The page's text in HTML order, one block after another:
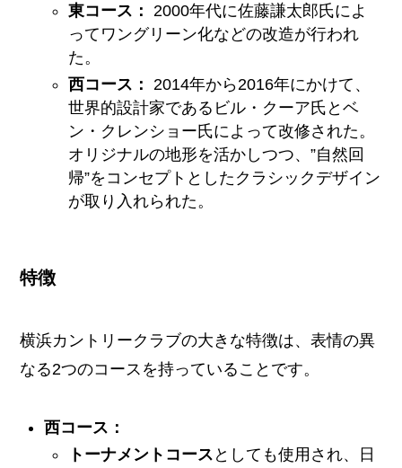
東コース：
2000年代に佐藤謙太郎氏によ
ってワングリーン化などの改造が行われ
た。
西コース： 2014年から2016年にかけて、
世界的設計家であるビル・クーア氏とベ
ン・クレンショー氏によって改修された。
オリジナルの地形を活かしつつ、”自然回
帰”をコンセプトとしたクラシックデザイン
が取り入れられた。
特徴
横浜カントリークラブの大きな特徴は、表情の異
なる2つのコースを持っていることです。
西コース：
トーナメントコース としても使用され、日